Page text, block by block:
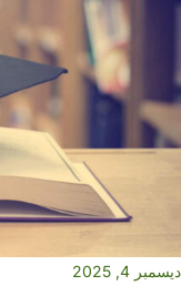
ديسمبر 4, 2025